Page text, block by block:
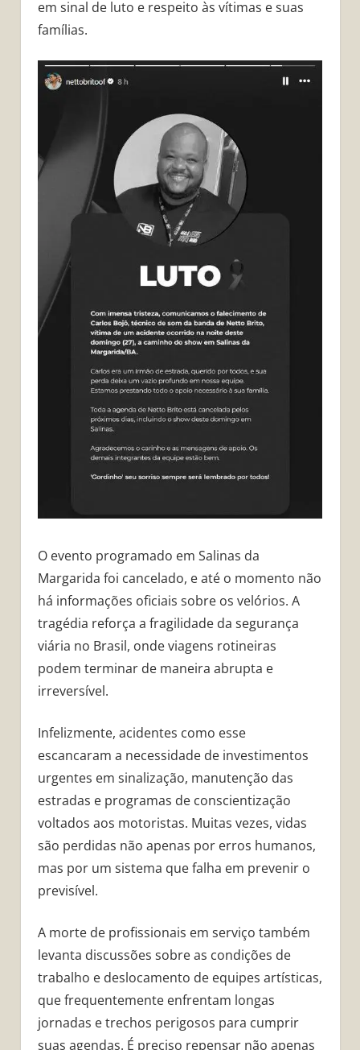
em sinal de luto e respeito às vítimas e suas
famílias.
O evento programado em Salinas da
Margarida foi cancelado, e até o momento não
há informações oficiais sobre os velórios. A
tragédia reforça a fragilidade da segurança
viária no Brasil, onde viagens rotineiras
podem terminar de maneira abrupta e
irreversível.
Infelizmente, acidentes como esse
escancaram a necessidade de investimentos
urgentes em sinalização, manutenção das
estradas e programas de conscientização
voltados aos motoristas. Muitas vezes, vidas
são perdidas não apenas por erros humanos,
mas por um sistema que falha em prevenir o
previsível.
A morte de profissionais em serviço também
levanta discussões sobre as condições de
trabalho e deslocamento de equipes artísticas,
que frequentemente enfrentam longas
jornadas e trechos perigosos para cumprir
suas agendas. É preciso repensar não apenas